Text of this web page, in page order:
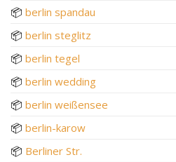
📦 berlin spandau
📦 berlin steglitz
📦 berlin tegel
📦 berlin wedding
📦 berlin weißensee
📦 berlin-karow
📦 Berliner Str.